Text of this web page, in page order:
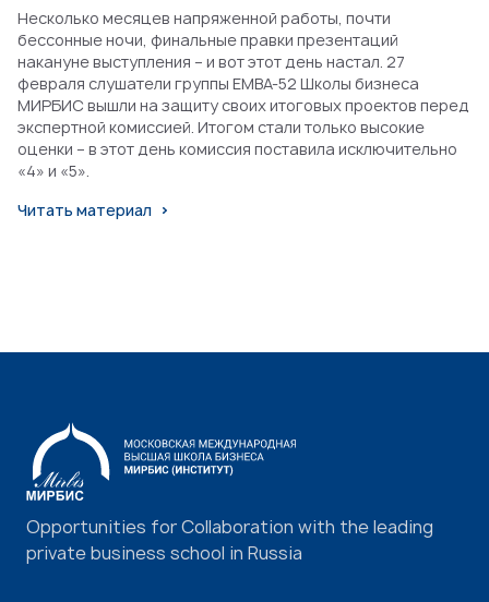
Несколько месяцев напряженной работы, почти
бессонные ночи, финальные правки презентаций
накануне выступления – и вот этот день настал. 27
февраля слушатели группы EMBA-52 Школы бизнеса
МИРБИС вышли на защиту своих итоговых проектов перед
экспертной комиссией. Итогом стали только высокие
оценки – в этот день комиссия поставила исключительно
«4» и «5».
Читать материал
Opportunities for Collaboration with the leading
private business school in Russia